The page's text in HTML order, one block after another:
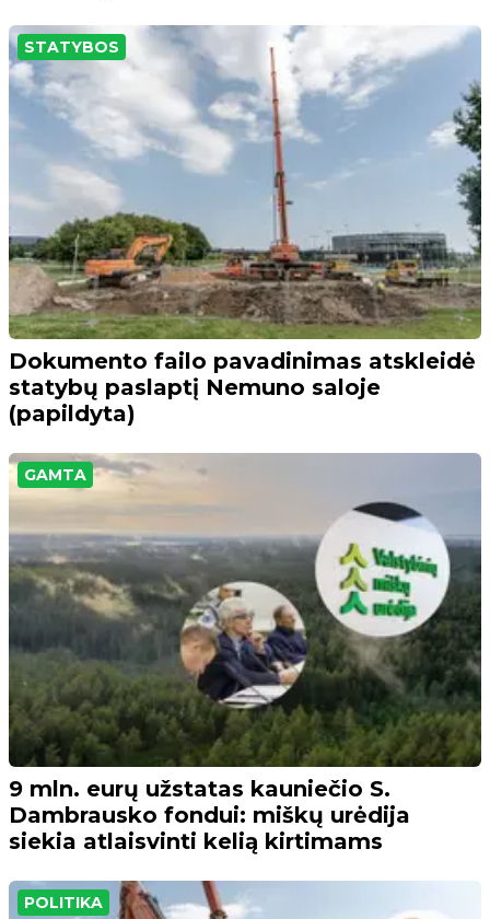
STATYBOS
Dokumento failo pavadinimas atskleidė
statybų paslaptį Nemuno saloje
(papildyta)
GAMTA
9 mln. eurų užstatas kauniečio S.
Dambrausko fondui: miškų urėdija
siekia atlaisvinti kelią kirtimams
POLITIKA